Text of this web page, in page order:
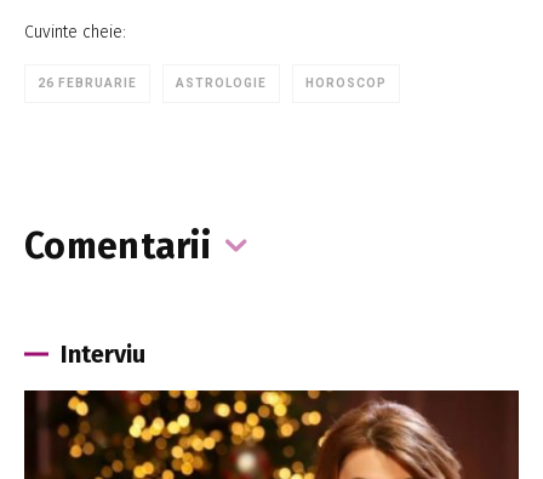
Cuvinte cheie:
26 FEBRUARIE ASTROLOGIE HOROSCOP
Comentarii
Interviu